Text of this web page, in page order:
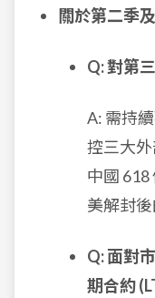
關於第二季
Q: 對第
A: 需持
控三大
中國
美解封
Q: 面對
期合約